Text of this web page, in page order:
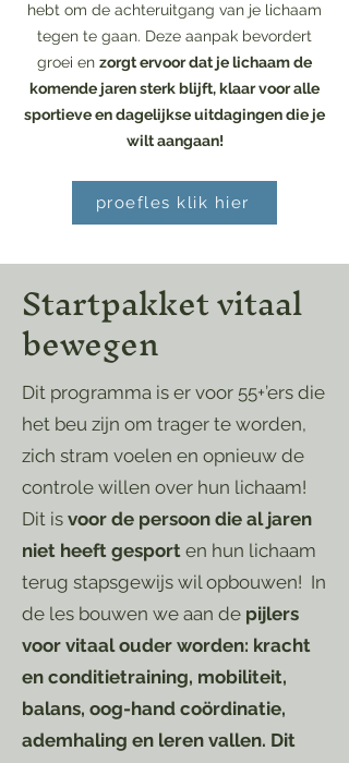
hebt om de achteruitgang van je lichaam
tegen te gaan. Deze aanpak bevordert
groei en zorgt ervoor dat je lichaam de
komende jaren sterk blijft, klaar voor alle
sportieve en dagelijkse uitdagingen die je
wilt aangaan!
proefles klik hier
Startpakket vitaal
bewegen
Dit programma is er voor 55+’ers die
het beu zijn om trager te worden,
zich stram voelen en opnieuw de
controle willen over hun lichaam!
Dit is voor de persoon die al jaren
niet heeft gesport en hun lichaam
terug stapsgewijs wil opbouwen! In
de les bouwen we aan de pijlers
voor vitaal ouder worden: kracht
en conditietraining, mobiliteit,
balans, oog-hand coördinatie,
ademhaling en leren vallen. Dit